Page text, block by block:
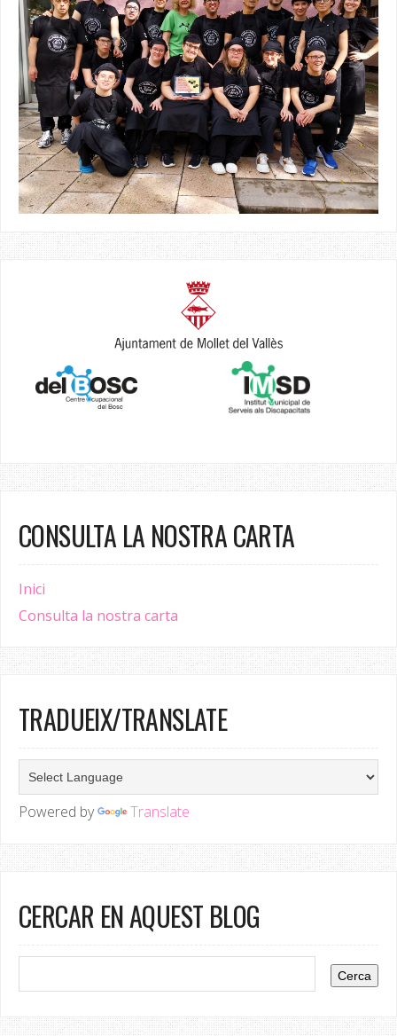
CONSULTA LA NOSTRA CARTA
Inici
Consulta la nostra carta
TRADUEIX/TRANSLATE
Powered by Translate
CERCAR EN AQUEST BLOG